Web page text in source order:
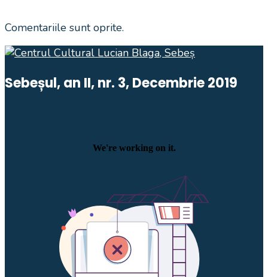
Comentariile sunt oprite.
Sebeșul, an II, nr. 3, Decembrie 2019